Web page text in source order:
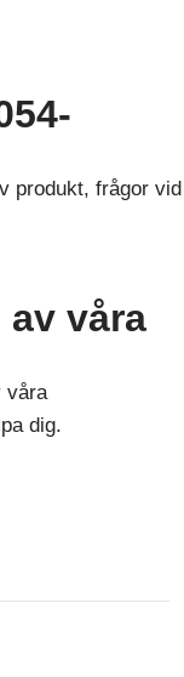
produkt, frågor vid
våra
våra
dig.